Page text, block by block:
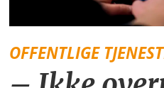
OFFENTLIGE